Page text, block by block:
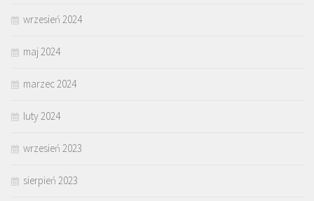
wrzesień 2024
maj 2024
marzec 2024
luty 2024
wrzesień 2023
sierpień 2023